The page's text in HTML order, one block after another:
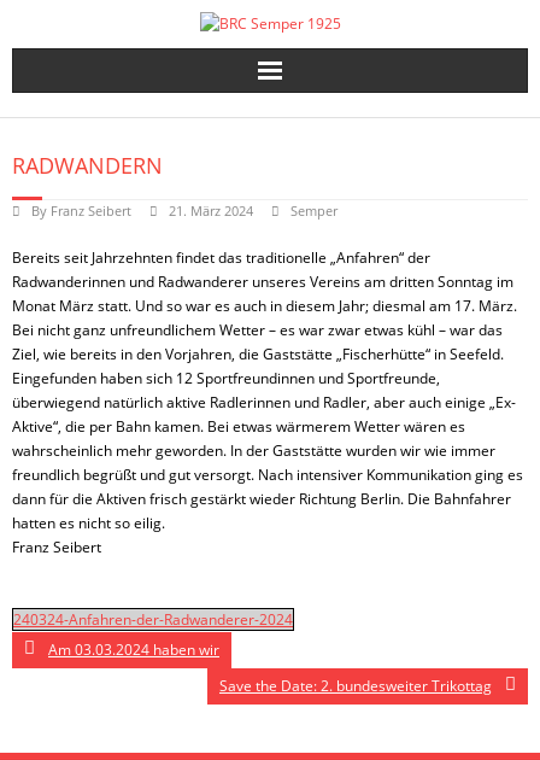
RADWANDERN
By Franz Seibert 21. März 2024 Semper
Bereits seit Jahrzehnten findet das traditionelle „Anfahren“ der
Radwanderinnen und Radwanderer unseres Vereins am dritten Sonntag im
Monat März statt. Und so war es auch in diesem Jahr; diesmal am 17. März.
Bei nicht ganz unfreundlichem Wetter – es war zwar etwas kühl – war das
Ziel, wie bereits in den Vorjahren, die Gaststätte „Fischerhütte“ in Seefeld.
Eingefunden haben sich 12 Sportfreundinnen und Sportfreunde,
überwiegend natürlich aktive Radlerinnen und Radler, aber auch einige „Ex-
Aktive“, die per Bahn kamen. Bei etwas wärmerem Wetter wären es
wahrscheinlich mehr geworden. In der Gaststätte wurden wir wie immer
freundlich begrüßt und gut versorgt. Nach intensiver Kommunikation ging es
dann für die Aktiven frisch gestärkt wieder Richtung Berlin. Die Bahnfahrer
hatten es nicht so eilig.
Franz Seibert
240324-Anfahren-der-Radwanderer-2024
Am 03.03.2024 haben wir
Save the Date: 2. bundesweiter Trikottag